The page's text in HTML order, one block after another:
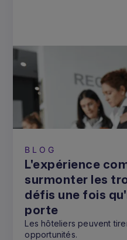
BLOG
L'expérience
surmonter les
défis une fois
porte
Les hôteliers peuvent
opportunités.